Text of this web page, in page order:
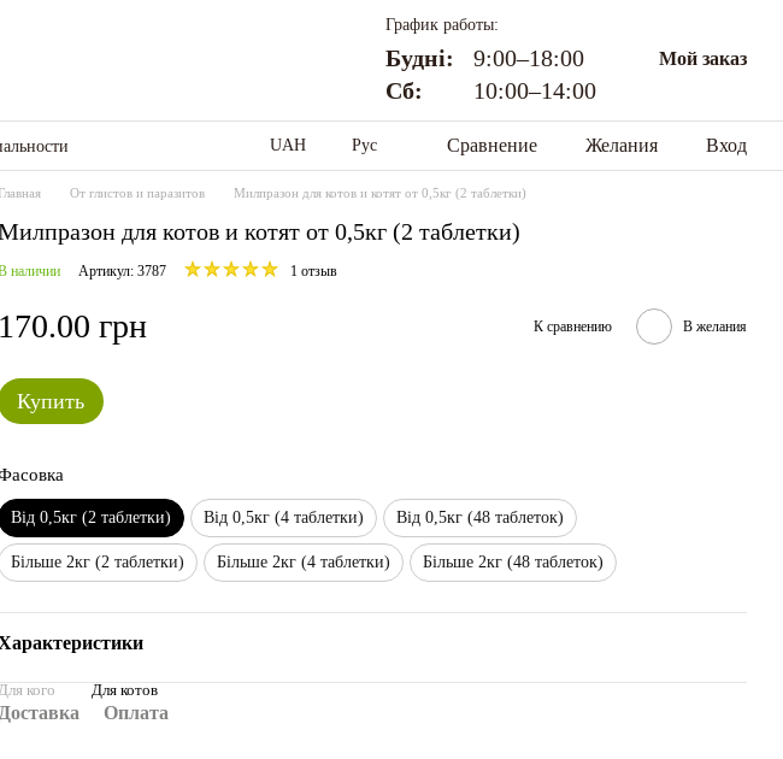
График работы:
Будні:
9:00–18:00
Сб:
10:00–14:00
Мой заказ
UAH Рус Сравнение Желания Вход
Главная От глистов и паразитов Милпразон для котов и котят от 0,5кг (2 таблетки)
для котов и котят от 0,5кг (2 таблетки)
наличии Артикул: 3787 1 отзыв
170.00 грн К сравнению В желания
Купить
Від 0,5кг (2 таблетки) Від 0,5кг (4 таблетки) Від 0,5кг (48 таблеток)
Більше 2кг (2 таблетки) Більше 2кг (4 таблетки) Більше 2кг (48 таблеток)
кого Для котов
Доставка Оплата